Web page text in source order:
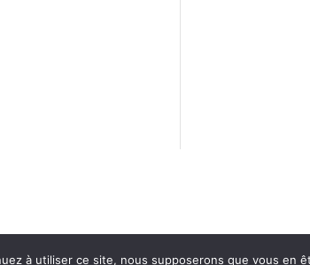
à utiliser ce site, nous supposerons que vous en